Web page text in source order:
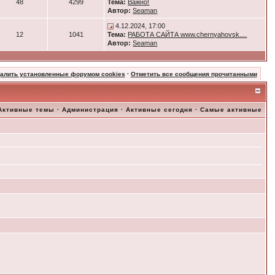
48 4299 Тема: Важно!
Автор: Seaman
12 1041
4.12.2024, 17:00
Тема: РАБОТА САЙТА www.chernyahovsk....
Автор: Seaman
установленные форумом cookies · Отметить все сообщения прочитанными
темы ·Администрация ·Активные сегодня ·Самые активные